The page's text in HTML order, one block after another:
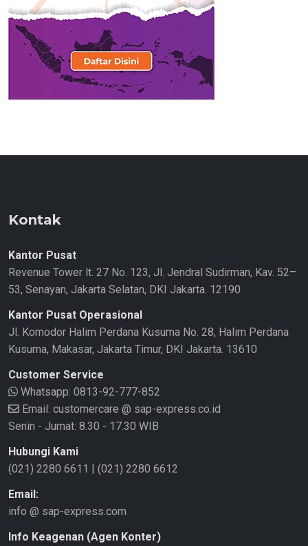
Kontak
Kantor Pusat
Revenue Tower lt. 27 No. 123, Jl. Jendral Sudirman, Kav. 52–
53, Senayan, Jakarta Selatan, DKI Jakarta. 12190
Kantor Pusat Operasional
Jl. Komodor Halim Perdana Kusuma No. 28, Halim Perdana
Kusuma, Makasar, Jakarta Timur, DKI Jakarta. 13610
Customer Service
Whatsapp: 0813-92-777-852
Email: customercare @ sap-express.co.id
Senin - Jumat: 8.30 - 17.30 WIB
Hubungi Kami
(021) 2280 6611 | (021) 2280 6612
Email:
info @ sap-express.com
Info Keagenan (Agen Konter)